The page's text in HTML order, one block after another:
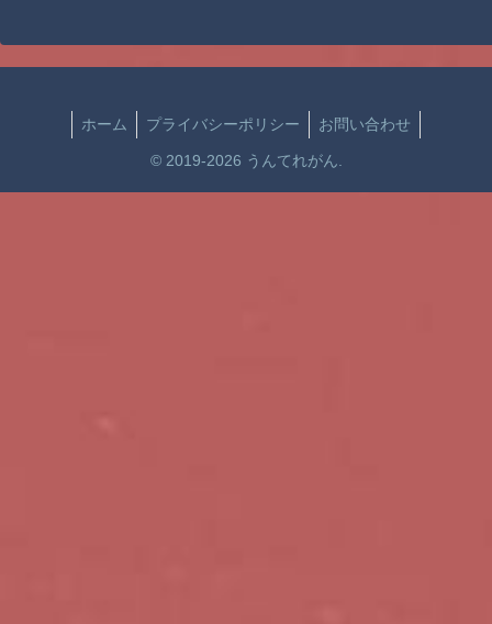
ホーム プライバシーポリシー お問い合わせ
© 2019-2026 うんてれがん.